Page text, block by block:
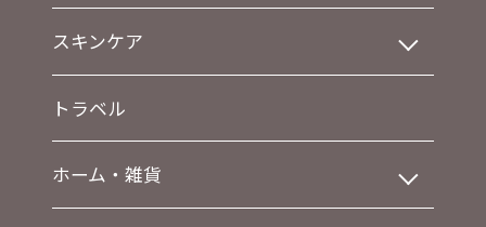
スキンケア
トラベル
ホーム・雑貨